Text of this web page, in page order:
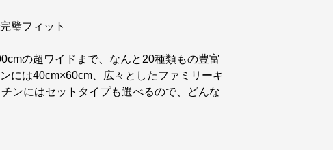
璧フィット
の超ワイドまで、なんと20種類もの豊富
には40cm×60cm、広々としたファミリーキ
ンにはセットタイプも選べるので、どんな